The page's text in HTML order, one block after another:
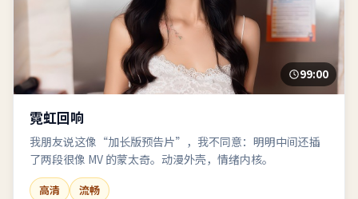
99:00
霓虹回响
我朋友说这像“加长版预告片”，我不同意：明明中间还插
了两段很像 MV 的蒙太奇。动漫外壳，情绪内核。
高清
流畅